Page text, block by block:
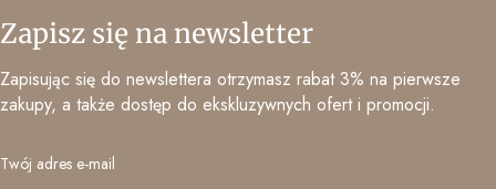
Zapisz się na newsletter
Zapisując się do newslettera otrzymasz rabat 3% na pierwsze
zakupy, a także dostęp do ekskluzywnych ofert i promocji.
Twój adres e-mail